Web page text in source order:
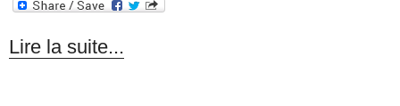
Lire la suite...